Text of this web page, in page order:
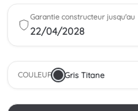
Garantie constructeur jusqu'au
22/04/2028
COULEUR Gris Titane